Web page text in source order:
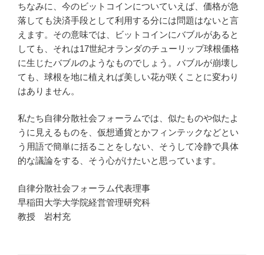
ちなみに、今のビットコインについていえば、価格が急
落しても決済手段として利用する分には問題はないと言
えます。その意味では、ビットコインにバブルがあると
しても、それは17世紀オランダのチューリップ球根価格
に生じたバブルのようなものでしょう。バブルが崩壊し
ても、球根を地に植えれば美しい花が咲くことに変わり
はありません。
私たち自律分散社会フォーラムでは、似たものや似たよ
うに見えるものを、仮想通貨とかフィンテックなどとい
う用語で簡単に括ることをしない、そうして冷静で具体
的な議論をする、そう心がけたいと思っています。
自律分散社会フォーラム代表理事
早稲田大学大学院経営管理研究科
教授 岩村充